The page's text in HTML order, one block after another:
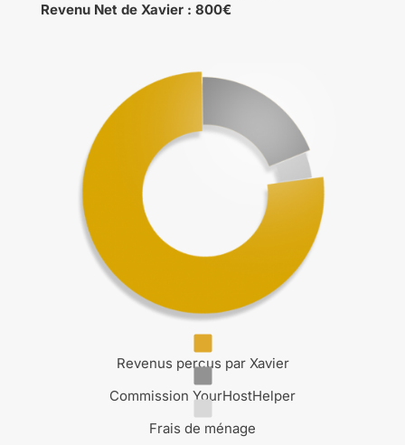
Revenu Net de Xavier : 800€
Revenus perçus par Xavier
Commission YourHostHelper
Frais de ménage